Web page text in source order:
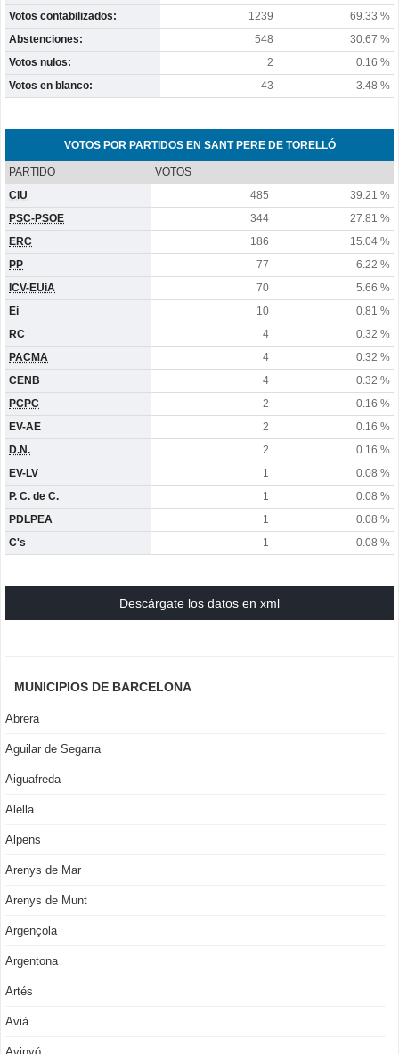
Votos contabilizados:
1239
69.33 %
Abstenciones:
548
30.67 %
Votos nulos:
2
0.16 %
Votos en blanco:
43 3.48 %
VOTOS POR PARTIDOS EN SANT PERE DE TORELLÓ
PARTIDO
VOTOS
CiU
485
39.21 %
PSC-PSOE
344
27.81 %
ERC
186
15.04 %
PP
77
6.22 %
ICV-EUiA
70
5.66 %
Ei
10
0.81 %
RC
4
0.32 %
PACMA
4
0.32 %
CENB
4
0.32 %
PCPC
2
0.16 %
EV-AE
2
0.16 %
D.N.
2
0.16 %
EV-LV
1
0.08 %
P. C. de C.
1
0.08 %
PDLPEA
1
0.08 %
C's
1 0.08 %
Descárgate los datos en xml
MUNICIPIOS DE BARCELONA
Abrera
Aguilar de Segarra
Aiguafreda
Alella
Alpens
Arenys de Mar
Arenys de Munt
Argençola
Argentona
Artés
Avià